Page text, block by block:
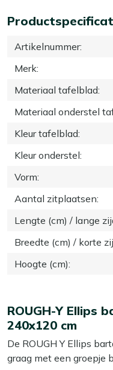
Artikelnummer:
Merk:
Materiaal tafelblad:
Materiaal onderstel
Kleur tafelblad:
Kleur onderstel:
Vorm:
Aantal zitplaatsen:
Lengte (cm) / lange
Breedte (cm) / korte
Hoogte (cm):
ROUGH-Y Ellips
240x120 cm
De ROUGH Y Ellips
graag met een groepje